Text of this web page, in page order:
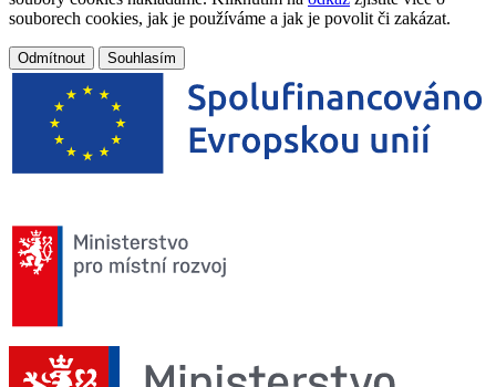
souborech cookies, jak je používáme a jak je povolit či zakázat.
Odmítnout Souhlasím